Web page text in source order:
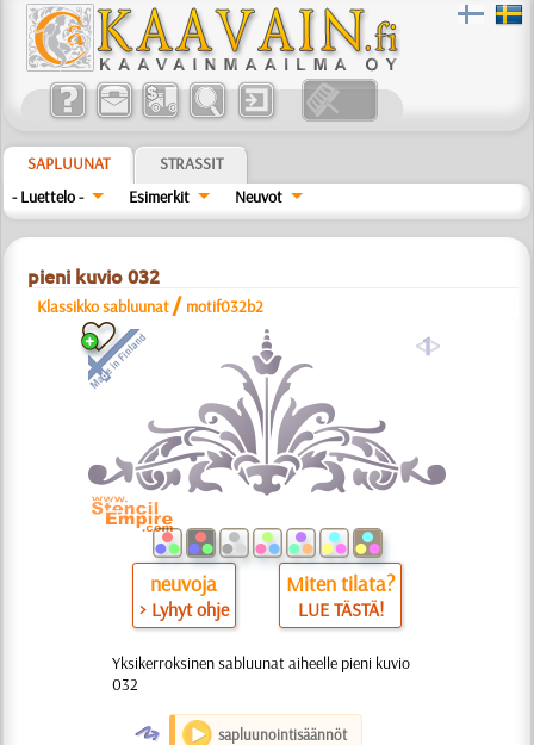
SAPLUUNAT
STRASSIT
- Luettelo -
Esimerkit Neuvot
pieni kuvio 032
Klassikko sabluunat / motif032b2
a
neuvoja
> Lyhyt ohje
Miten tilata?
LUE TÄSTÄ!
Yksikerroksinen sabluunat aiheelle pieni kuvio
032
O sapluunointisäännöt